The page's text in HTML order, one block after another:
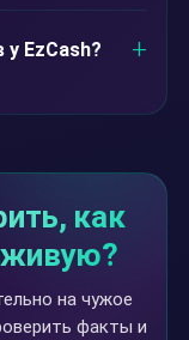
EzCash?
как
на чужое
факты и